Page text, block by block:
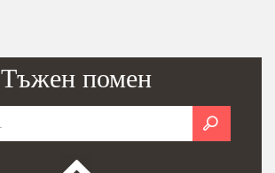
Тъжен помен